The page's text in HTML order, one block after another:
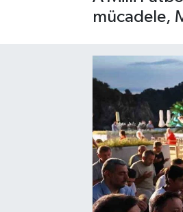
mücadele,
Gayrimenkul
Haber Arşivi